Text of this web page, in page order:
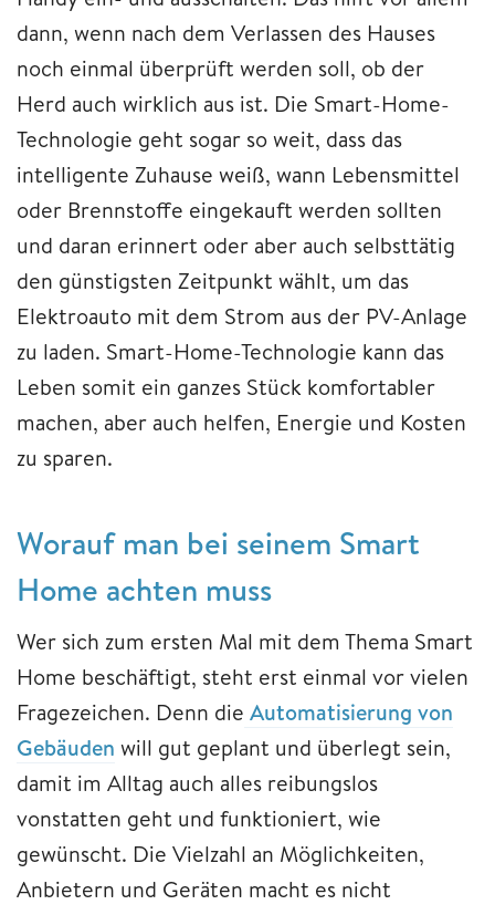
dann, wenn nach dem Verlassen des Hauses
noch einmal überprüft werden soll, ob der
Herd auch wirklich aus ist. Die Smart-Home-
Technologie geht sogar so weit, dass das
intelligente Zuhause weiß, wann Lebensmittel
oder Brennstoffe eingekauft werden sollten
und daran erinnert oder aber auch selbsttätig
den günstigsten Zeitpunkt wählt, um das
Elektroauto mit dem Strom aus der PV-Anlage
zu laden. Smart-Home-Technologie kann das
Leben somit ein ganzes Stück komfortabler
machen, aber auch helfen, Energie und Kosten
zu sparen.
Worauf man bei seinem Smart
Home achten muss
Wer sich zum ersten Mal mit dem Thema Smart
Home beschäftigt, steht erst einmal vor vielen
Fragezeichen. Denn die Automatisierung von
Gebäuden will gut geplant und überlegt sein,
damit im Alltag auch alles reibungslos
vonstatten geht und funktioniert, wie
gewünscht. Die Vielzahl an Möglichkeiten,
Anbietern und Geräten macht es nicht